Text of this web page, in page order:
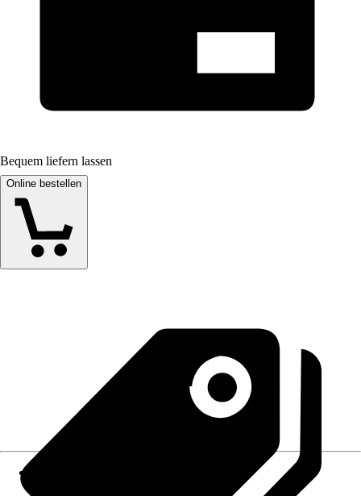
Bequem liefern lassen
Online bestellen